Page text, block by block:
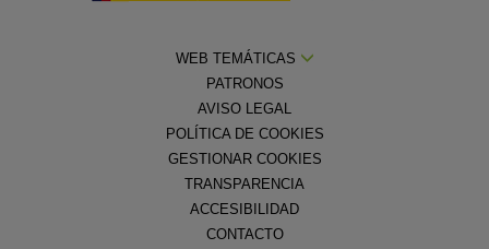
WEB TEMÁTICAS
PATRONOS
AVISO LEGAL
POLÍTICA DE COOKIES
GESTIONAR COOKIES
TRANSPARENCIA
ACCESIBILIDAD
CONTACTO